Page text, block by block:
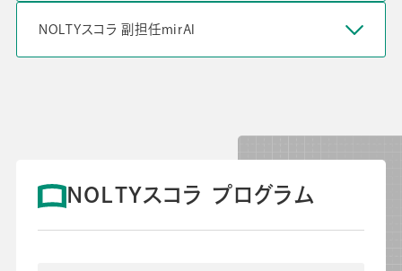
お知らせ
NOLTYスコラ 副担任mirAI
NOLTYスコラ プログラム